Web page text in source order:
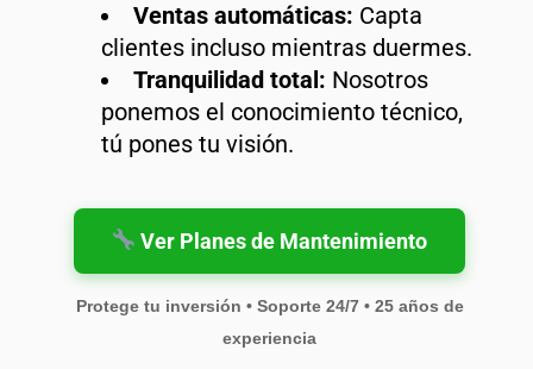
Ventas automáticas: Capta
clientes incluso mientras duermes.
Tranquilidad total: Nosotros
ponemos el conocimiento técnico,
tú pones tu visión.
Ver Planes de Mantenimiento
Protege tu inversión • Soporte 24/7 • 25 años de
experiencia